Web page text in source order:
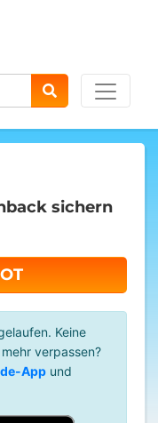
sichern
Keine
mehr verpassen?
App und